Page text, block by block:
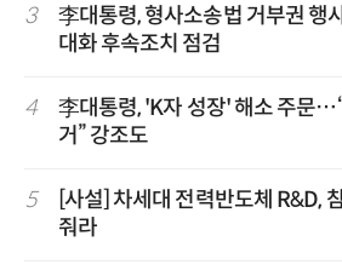
3
李대통령, 형사소송법 거부권 행
대화 후속조치 점검
4
李대통령, 'K자 성장' 해소 주문
거” 강조도
5
[사설] 차세대 전력반도체 R&D,
줘라